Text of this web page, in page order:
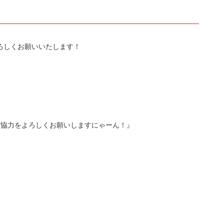
くお願いいたします！
力をよろしくお願いしますにゃーん！』